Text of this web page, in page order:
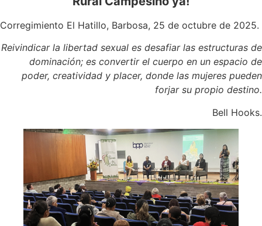
Corregimiento El Hatillo, Barbosa, 25 de octubre de 2025.
Reivindicar la libertad sexual es desafiar las estructuras de
dominación; es convertir el cuerpo en un espacio de
poder, creatividad y placer, donde las mujeres pueden
forjar su propio destino.
Bell Hooks.